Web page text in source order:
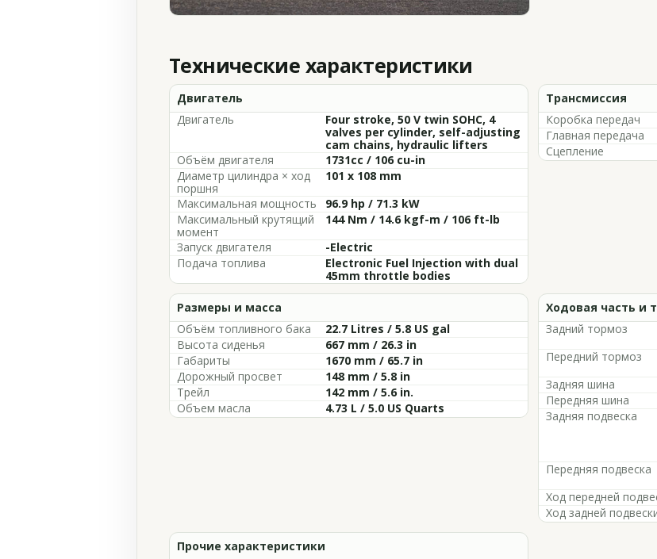
Технические характеристики
Двигатель
Двигатель
Four stroke, 50 V twin SOHC, 4
valves per cylinder, self-adjusting
cam chains, hydraulic lifters
Объём двигателя
1731cc / 106 cu-in
Диаметр цилиндра × ход
поршня
101 x 108 mm
Максимальная мощность
96.9 hp / 71.3 kW
Максимальный крутящий
момент
144 Nm / 14.6 kgf-m / 106 ft-lb
Запуск двигателя
-Electric
Подача топлива
Electronic Fuel Injection with dual
45mm throttle bodies
Трансмиссия
Коробка передач
Главная передача
Сцепление
Размеры и масса
Объём топливного бака
22.7 Litres / 5.8 US gal
Высота сиденья
667 mm / 26.3 in
Габариты
1670 mm / 65.7 in
Дорожный просвет
148 mm / 5.8 in
Трейл
142 mm / 5.6 in.
Объем масла
4.73 L / 5.0 US Quarts
Ходовая часть и
Задний тормоз
Передний тормоз
Задняя шина
Передняя шина
Задняя подвеска
Передняя подвеска
Ход передней
Ход задней
Прочие характеристики